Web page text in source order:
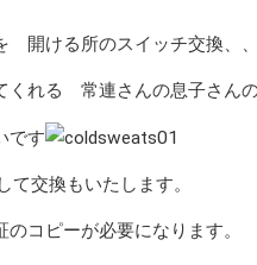
開ける所のスイッチ交換、
くれる 常連さんの息子さん
です
交換もいたします。
コピーが必要になります。